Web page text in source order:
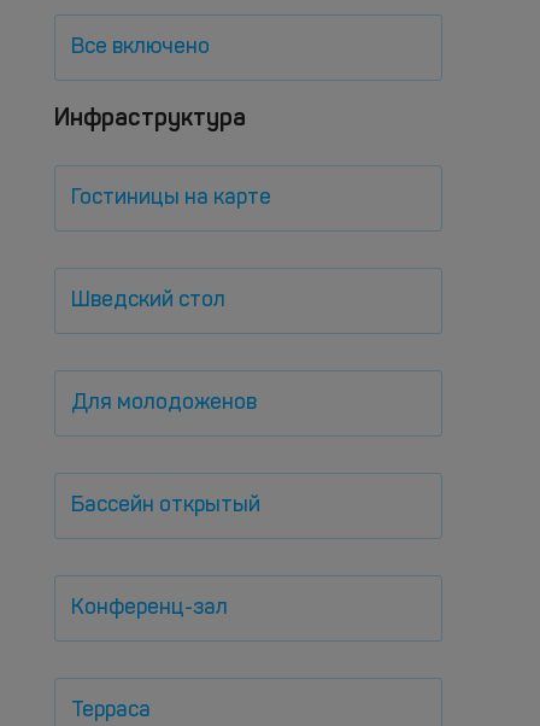
Все включено
Инфраструктура
Гостиницы на карте
Шведский стол
Для молодоженов
Бассейн открытый
Конференц-зал
Терраса